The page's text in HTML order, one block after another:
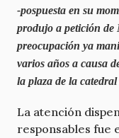
‐pospuesta en su
produjo a petición de
preocupación ya
varios años a causa
la plaza de la
La atención
responsables fue